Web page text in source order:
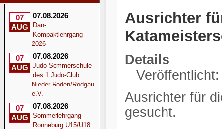
07
AUG
07.08.2026
Dan-
Kompaktlehrgang
2026
07
AUG
07.08.2026
Judo-Sommerschule
des 1.Judo-Club
Nieder-Roden/Rodgau
e.V.
07
AUG
07.08.2026
Sommerlehrgang
Ronneburg U15/U18
Ausrichter
Details
Ausrichter für
gesucht.